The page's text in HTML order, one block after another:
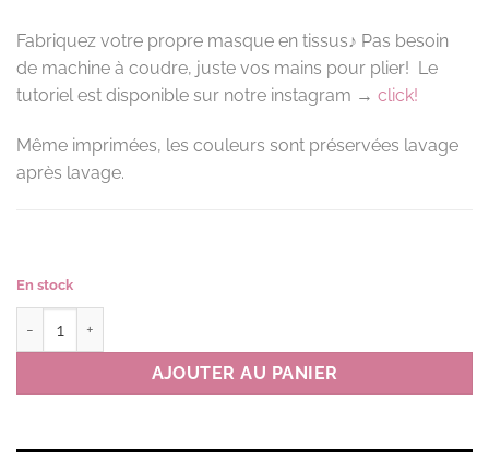
Fabriquez votre propre masque en tissus♪ Pas besoin
de machine à coudre, juste vos mains pour plier! Le
tutoriel est disponible sur notre instagram → click!
Même imprimées, les couleurs sont préservées lavage
après lavage.
En stock
AJOUTER AU PANIER